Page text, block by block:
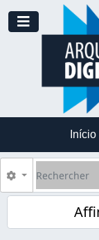
Skip to main content
Toggle
Início
Rechercher
Search options